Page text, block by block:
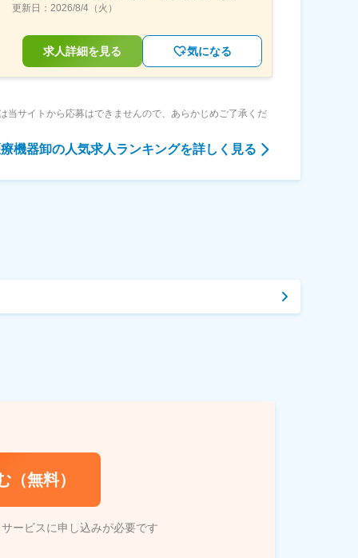
更新日： 2026/8/4（火）
求人詳細を見る 気になる
サイトから応募はできませんので、あらかじめご了承くだ
機器卸の人気求人ランキングを詳しく見る
無料）
ービスに申し込みが必要です